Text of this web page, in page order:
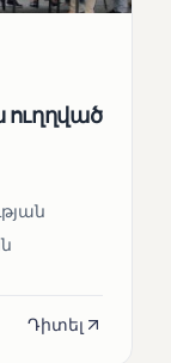
ուղղված
Դիտել